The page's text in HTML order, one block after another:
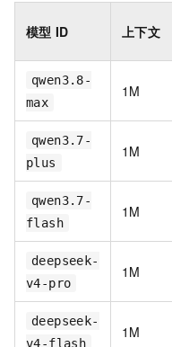
模型 ID 上下文
qwen3.8-
max
1M
qwen3.7-
plus
1M
qwen3.7-
flash
1M
deepseek-
v4-pro
1M
deepseek-
v4-flash
1M